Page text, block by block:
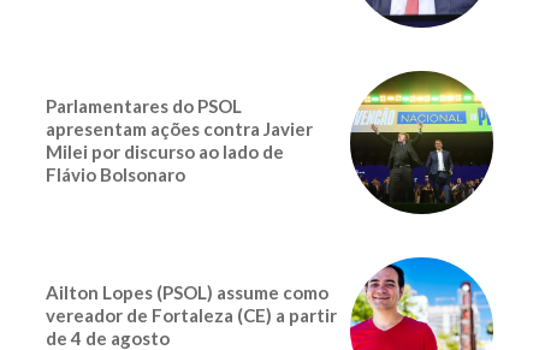
Parlamentares do PSOL
apresentam ações contra Javier
Milei por discurso ao lado de
Flávio Bolsonaro
Ailton Lopes (PSOL) assume como
vereador de Fortaleza (CE) a partir
de 4 de agosto